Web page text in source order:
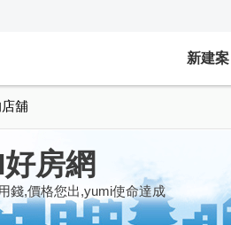
新建案
舖
房網
錢,價格您出,yumi使命達成